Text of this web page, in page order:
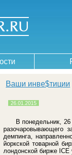
Ваши инве$тиции
26.01.2015
В понедельник,
разочаровывающего
демпинга,
йоркской товарной
лондонской бирже ICE